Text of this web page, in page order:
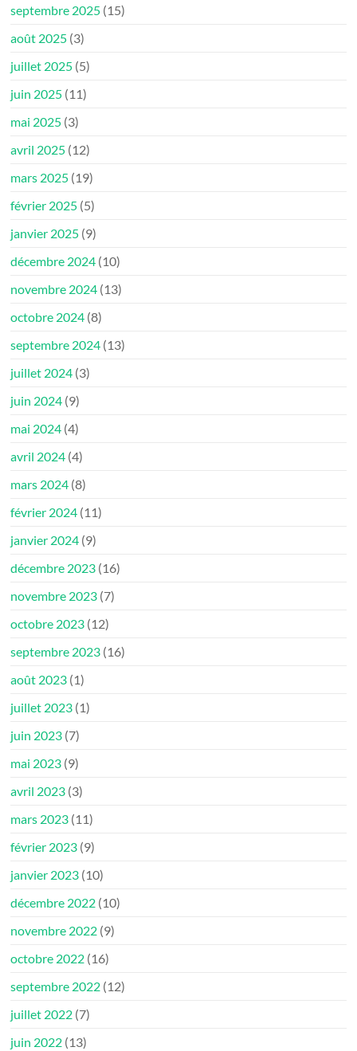
septembre 2025 (15)
août 2025 (3)
juillet 2025 (5)
juin 2025 (11)
mai 2025 (3)
avril 2025 (12)
mars 2025 (19)
février 2025 (5)
janvier 2025 (9)
décembre 2024 (10)
novembre 2024 (13)
octobre 2024 (8)
septembre 2024 (13)
juillet 2024 (3)
juin 2024 (9)
mai 2024 (4)
avril 2024 (4)
mars 2024 (8)
février 2024 (11)
janvier 2024 (9)
décembre 2023 (16)
novembre 2023 (7)
octobre 2023 (12)
septembre 2023 (16)
août 2023 (1)
juillet 2023 (1)
juin 2023 (7)
mai 2023 (9)
avril 2023 (3)
mars 2023 (11)
février 2023 (9)
janvier 2023 (10)
décembre 2022 (10)
novembre 2022 (9)
octobre 2022 (16)
septembre 2022 (12)
juillet 2022 (7)
juin 2022 (13)